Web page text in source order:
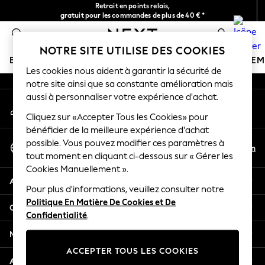
Retrait en points relais,
gratuit pour les commandes de plus de 40 € *
Livraison en 2-3 jours ouvrés*
BOUTIQUE VACANCES
HOLIDAY SHOP
Women's Holiday Shop
All Swimwear
All Beachwear
Bags & Accessories
Beach Dresses & Kaftans
Dresses
Flip Flops
Sliders
Jumpsuits & Playsuits
Linen Collection
Sandals
An error occurred on client
Nos réseaux sociaux
Mon compte
Connexion à votre compte
Sélectionnez Votre Langue
Français
En
Aide
Confidentialité et mentions légales
Ministères
Autres services
NOTRE SITE UTILISE DES COOKIES
Les cookies nous aident à garantir la sécurité de
notre site ainsi que sa constante amélioration mais
aussi à personnaliser votre expérience d'achat.
Cliquez sur «Accepter Tous les Cookies» pour
bénéficier de la meilleure expérience d'achat
possible. Vous pouvez modifier ces paramètres à
tout moment en cliquant ci-dessous sur « Gérer les
Cookies Manuellement ».
Pour plus d'informations, veuillez consulter notre
Politique En Matière De Cookies et De
Confidentialité.
ACCEPTER TOUS LES COOKIES